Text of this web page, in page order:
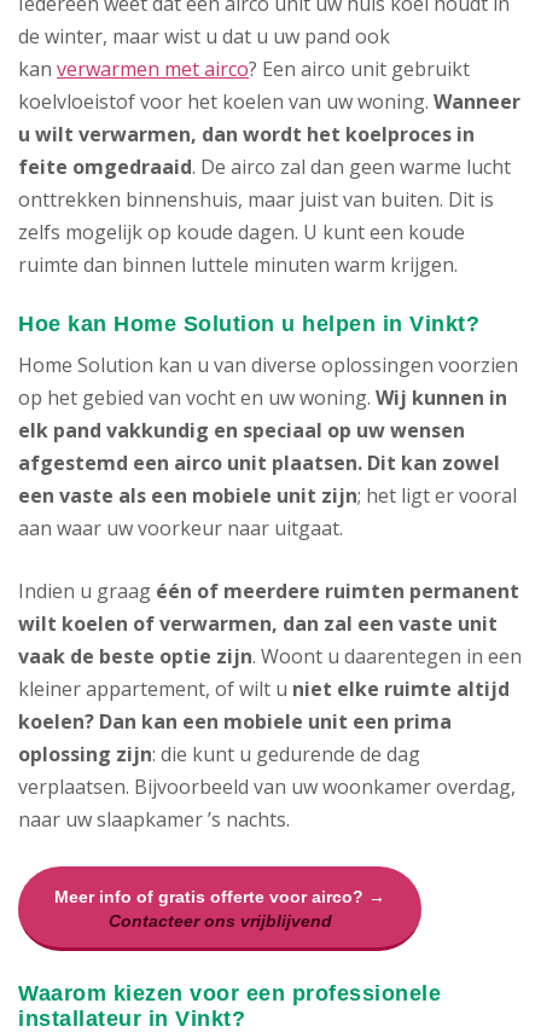
de winter, maar wist u dat u uw pand ook
kan verwarmen met airco? Een airco unit gebruikt
koelvloeistof voor het koelen van uw woning. Wanneer
u wilt verwarmen, dan wordt het koelproces in
feite omgedraaid. De airco zal dan geen warme lucht
onttrekken binnenshuis, maar juist van buiten. Dit is
zelfs mogelijk op koude dagen. U kunt een koude
ruimte dan binnen luttele minuten warm krijgen.
Hoe kan Home Solution u helpen in Vinkt?
Home Solution kan u van diverse oplossingen voorzien
op het gebied van vocht en uw woning. Wij kunnen in
elk pand vakkundig en speciaal op uw wensen
afgestemd een airco unit plaatsen. Dit kan zowel
een vaste als een mobiele unit zijn; het ligt er vooral
aan waar uw voorkeur naar uitgaat.
Indien u graag één of meerdere ruimten permanent
wilt koelen of verwarmen, dan zal een vaste unit
vaak de beste optie zijn. Woont u daarentegen in een
kleiner appartement, of wilt u niet elke ruimte altijd
koelen? Dan kan een mobiele unit een prima
oplossing zijn: die kunt u gedurende de dag
verplaatsen. Bijvoorbeeld van uw woonkamer overdag,
naar uw slaapkamer ’s nachts.
Meer info of gratis offerte voor airco? →
Contacteer ons vrijblijvend
Waarom kiezen voor een professionele
installateur in Vinkt?